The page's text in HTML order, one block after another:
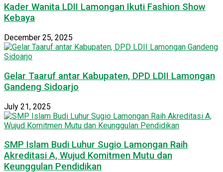
Kader Wanita LDII Lamongan Ikuti Fashion Show
Kebaya
December 25, 2025
Gelar Taaruf antar Kabupaten, DPD LDII Lamongan
Gandeng Sidoarjo
July 21, 2025
SMP Islam Budi Luhur Sugio Lamongan Raih
Akreditasi A, Wujud Komitmen Mutu dan
Keunggulan Pendidikan